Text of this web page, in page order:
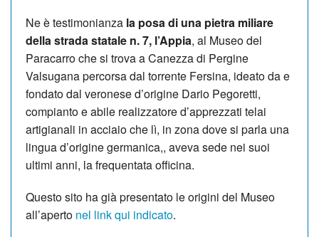
Ne è testimonianza la posa di una pietra miliare
della strada statale n. 7, l’Appia, al Museo del
Paracarro che si trova a Canezza di Pergine
Valsugana percorsa dal torrente Fersina, ideato da e
fondato dal veronese d’origine Dario Pegoretti,
compianto e abile realizzatore d’apprezzati telai
artigianali in acciaio che lì, in zona dove si parla una
lingua d’origine germanica,, aveva sede nei suoi
ultimi anni, la frequentata officina.
Questo sito ha già presentato le origini del Museo
all’aperto nel link qui indicato.